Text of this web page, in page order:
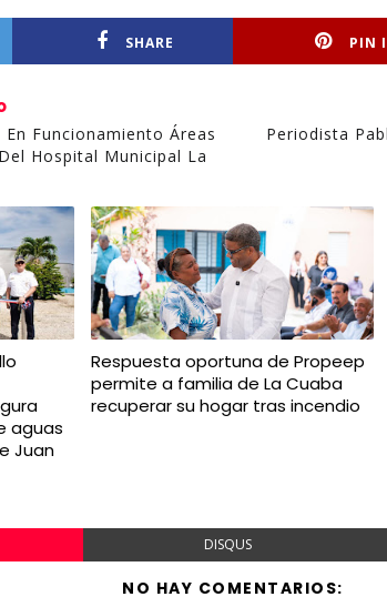
SHARE PIN
Funcionamiento Áreas
Hospital Municipal La
Periodista
aguas
Juan
Respuesta oportuna de Propeep
permite a familia de La Cuaba
recuperar su hogar tras incendio
DISQUS
NO HAY COMENTARIOS: